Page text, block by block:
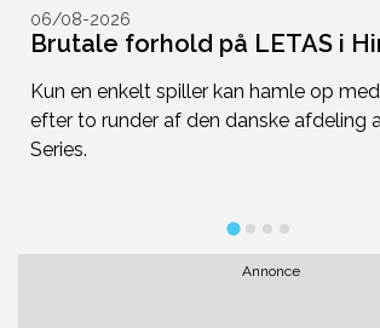
06/08-2026
Brutale forhold på LETAS i
Kun en enkelt spiller kan hamle op
efter to runder af den danske afdeling
Series.
Annonce